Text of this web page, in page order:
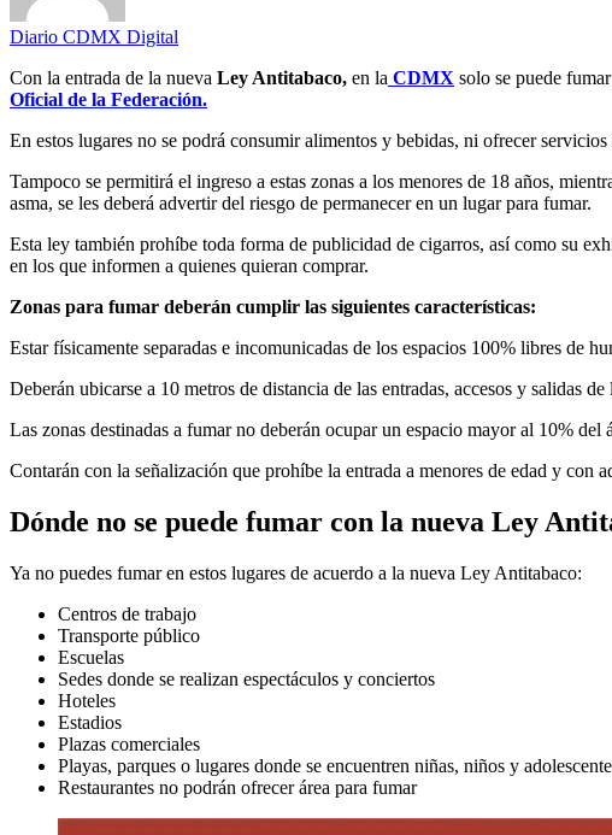
Diario CDMX Digital
Con la entrada de la nueva Ley Antitabaco, en la CDMX solo se puede
Oficial de la Federación.
En estos lugares no se podrá consumir alimentos y bebidas, ni ofrecer
Tampoco se permitirá el ingreso a estas zonas a los menores de 18 años,
asma, se les deberá advertir del riesgo de permanecer en un lugar para fumar.
Esta ley también prohíbe toda forma de publicidad de cigarros, así como su
en los que informen a quienes quieran comprar.
Zonas para fumar deberán cumplir las siguientes características:
Estar físicamente separadas e incomunicadas de los espacios 100% libres de
Deberán ubicarse a 10 metros de distancia de las entradas, accesos y salidas
Las zonas destinadas a fumar no deberán ocupar un espacio mayor al 10% del
Contarán con la señalización que prohíbe la entrada a menores de edad y con
Dónde no se puede fumar con la nueva Ley
Ya no puedes fumar en estos lugares de acuerdo a la nueva Ley Antitabaco:
Centros de trabajo
Transporte público
Escuelas
Sedes donde se realizan espectáculos y conciertos
Hoteles
Estadios
Plazas comerciales
Playas, parques o lugares donde se encuentren niñas, niños y
Restaurantes no podrán ofrecer área para fumar